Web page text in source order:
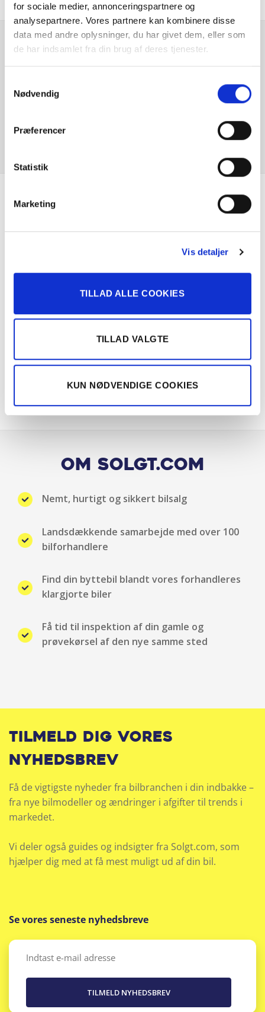
for sociale medier, annonceringspartnere og
analysepartnere. Vores partnere kan kombinere disse
data med andre oplysninger, du har givet dem, eller som
de har indsamlet fra din brug af deres tjenester.
Nødvendig
Præferencer
Statistik
Marketing
Vis detaljer
TILLAD ALLE COOKIES
TILLAD VALGTE
KUN NØDVENDIGE COOKIES
Digital instrumentering
El indst. førersæde
El-håndbremse
El-spejle
Fartpilot adaptiv
Fjernbetjent centrallås
Justerbart rat
Kopholder
Kørecomputer
Metallak
Multijusterbart rat
Navigation
Rat m. varme
Selealarm
Servo
Er du interesseret i
kunder siger
Om Solgt.com
Nemt, hurtigt og sikkert bilsalg
Landsdækkende samarbejde med over 100
bilforhandlere
Find din byttebil blandt vores forhandleres
klargjorte biler
Få tid til inspektion af din gamle og
prøvekørsel af den nye samme sted
Tilmeld dig vores
nyhedsbrev
Få de vigtigste nyheder fra bilbranchen i din indbakke –
fra nye bilmodeller og ændringer i afgifter til trends i
markedet.
Vi deler også guides og indsigter fra Solgt.com, som
hjælper dig med at få mest muligt ud af din bil.
Se vores seneste nyhedsbreve
Email